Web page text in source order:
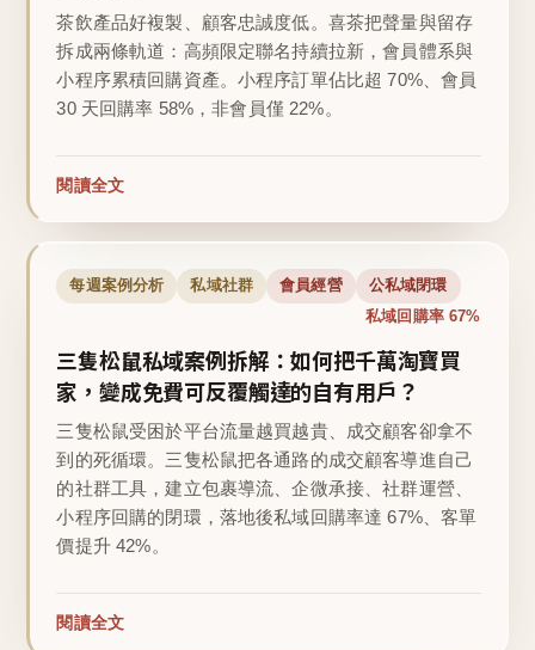
茶飲產品好複製、顧客忠誠度低。喜茶把聲量與留存
拆成兩條軌道：高頻限定聯名持續拉新，會員體系與
小程序累積回購資產。小程序訂單佔比超 70%、會員
30 天回購率 58%，非會員僅 22%。
閱讀全文
每週案例分析 私域社群 會員經營 公私域閉環
私域回購率 67%
三隻松鼠私域案例拆解：如何把千萬淘寶買
家，變成免費可反覆觸達的自有用戶？
三隻松鼠受困於平台流量越買越貴、成交顧客卻拿不
到的死循環。三隻松鼠把各通路的成交顧客導進自己
的社群工具，建立包裹導流、企微承接、社群運營、
小程序回購的閉環，落地後私域回購率達 67%、客單
價提升 42%。
閱讀全文